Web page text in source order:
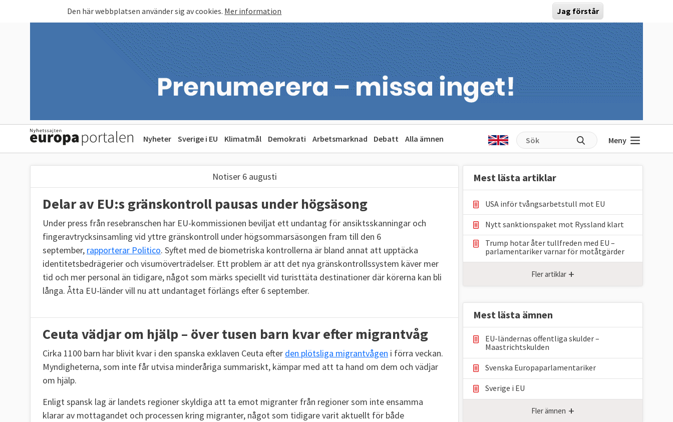
Den här webbplatsen använder sig av cookies. Mer information Jag förstår
Nyheter Sverige i EU Klimatmål Demokrati Arbetsmarknad Debatt Alla ämnen Meny
Notiser 6 augusti
Delar av EU:s gränskontroll pausas under högsäsong
Under press från resebranschen har EU-kommissionen beviljat ett undantag för ansiktsskanningar och
fingeravtrycksinsamling vid yttre gränskontroll under högsommarsäsongen fram till den 6
september, rapporterar Politico. Syftet med de biometriska kontrollerna är bland annat att upptäcka
identitetsbedrägerier och visumöverträdelser. Ett problem är att det nya gränskontrollssystem käver mer
tid och mer personal än tidigare, något som märks speciellt vid turisttäta destinationer där körerna kan bli
långa. Åtta EU-länder vill nu att undantaget förlängs efter 6 september.
Ceuta vädjar om hjälp – över tusen barn kvar efter migrantvåg
Cirka 1100 barn har blivit kvar i den spanska exklaven Ceuta efter den plötsliga migrantvågen i förra veckan.
Myndigheterna, som inte får utvisa minderåriga summariskt, kämpar med att ta hand om dem och vädjar
om hjälp.
Enligt spansk lag är landets regioner skyldiga att ta emot migranter från regioner som inte ensamma
klarar av mottagandet och processen kring migranter, något som tidigare varit aktuellt för både
Mest lästa artiklar
USA inför tvångsarbetstull mot EU
Nytt sanktionspaket mot Ryssland klart
Trump hotar åter tullfreden med EU –
parlamentariker ⁠varnar för motåtgärder
Fler artiklar +
Mest lästa ämnen
EU-ländernas offentliga skulder –
Maastrichtskulden
Svenska Europaparlamentariker
Sverige i EU
Fler ämnen +